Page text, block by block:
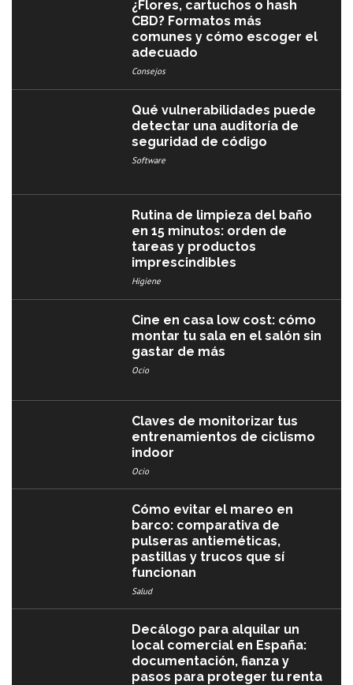
¿Flores, cartuchos o hash
CBD? Formatos más
comunes y cómo escoger el
adecuado
Consejos
Qué vulnerabilidades puede
detectar una auditoría de
seguridad de código
Software
Rutina de limpieza del baño
en 15 minutos: orden de
tareas y productos
imprescindibles
Higiene
Cine en casa low cost: cómo
montar tu sala en el salón sin
gastar de más
Ocio
Claves de monitorizar tus
entrenamientos de ciclismo
indoor
Ocio
Cómo evitar el mareo en
barco: comparativa de
pulseras antieméticas,
pastillas y trucos que sí
funcionan
Salud
Decálogo para alquilar un
local comercial en España:
documentación, fianza y
pasos para proteger tu renta